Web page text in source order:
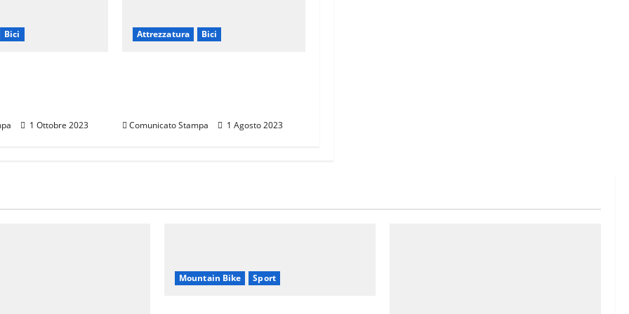
Bici
1 Ottobre 2023
Attrezzatura Bici
Comunicato Stampa 1 Agosto 2023
Mountain Bike Sport